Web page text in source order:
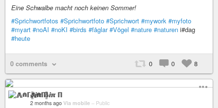
Eine Schwalbe macht noch keinen Sommer!
#Sprichwortfotos #Sprichwortfoto #Sprichwort #mywork #myfoto
#myart #noAI #noKI #birds #fåglar #Vögel #nature #naturen i#dag
#heute
0 comments 0 0 8
⨇⋒ℾ╬ⅈℼ ℿ
2 months ago Via mobile – Public